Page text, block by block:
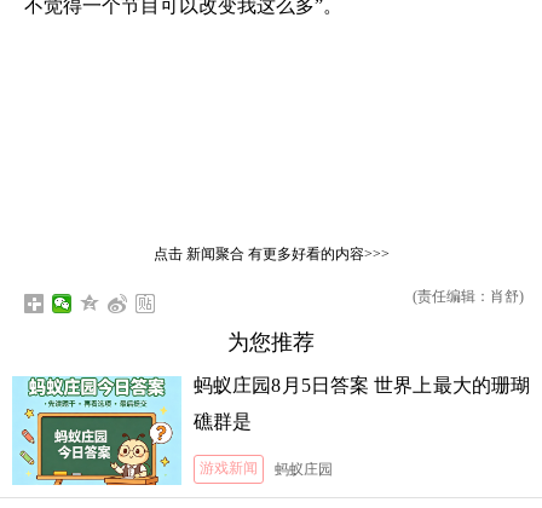
不觉得一个节目可以改变我这么多”。
点击 新闻聚合有更多好看的内容>>>
(责任编辑：肖舒)
为您推荐
蚂蚁庄园8月5日答案 世界上最大的珊瑚
礁群是
游戏新闻 蚂蚁庄园